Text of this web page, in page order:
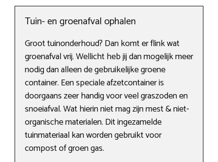
Tuin- en groenafval ophalen
Groot tuinonderhoud? Dan komt er flink wat
groenafval vrij. Wellicht heb jij dan mogelijk meer
nodig dan alleen de gebruikelijke groene
container. Een speciale afzetcontainer is
doorgaans zeer handig voor veel graszoden en
snoeiafval. Wat hierin niet mag zijn mest & niet-
organische materialen. Dit ingezamelde
tuinmateriaal kan worden gebruikt voor
compost of groen gas.